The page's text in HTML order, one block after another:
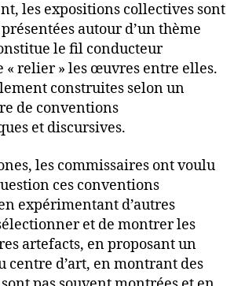
les expositions collectives sont
autour d’un thème
le fil conducteur
« relier » les œuvres entre elles.
construites selon un
de conventions
et discursives.
les commissaires ont voulu
ces conventions
expérimentant d’autres
et de montrer les
artefacts, en proposant un
centre d’art, en montrant des